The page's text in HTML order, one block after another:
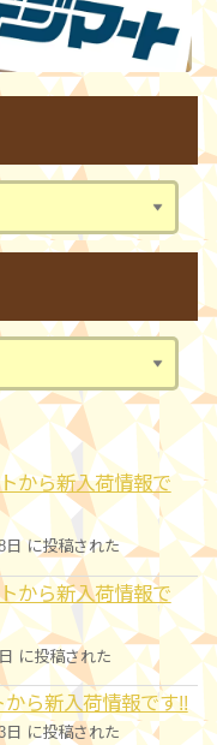
から新入荷情報で
日 に投稿された
から新入荷情報で
に投稿された
ら新入荷情報です!!
日 に投稿された